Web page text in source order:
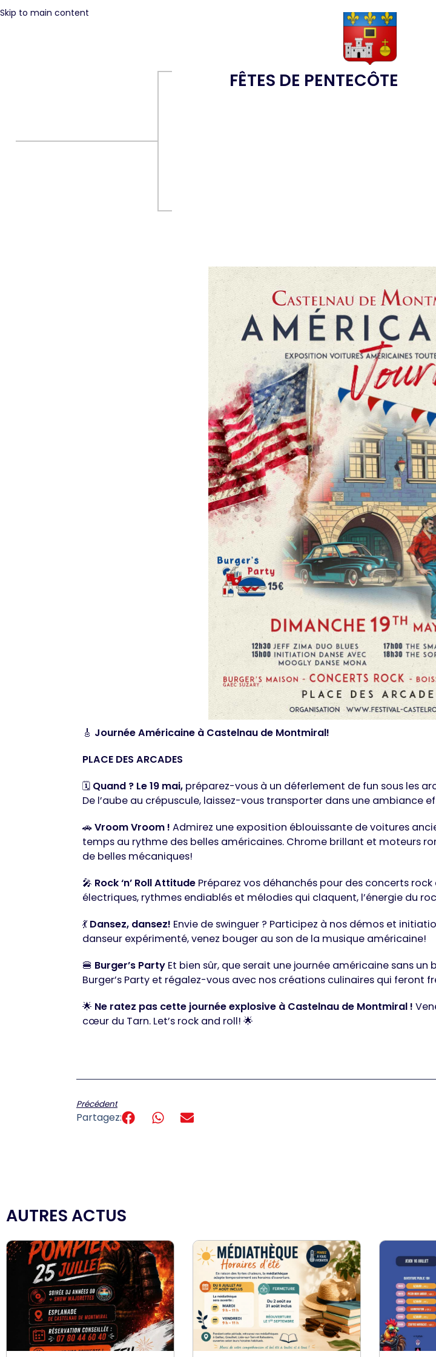
Skip to main content
FÊTES DE PENTECÔTE
🎸 Journée Américaine à Castelnau de Montmiral!
PLACE DES ARCADES
🗓️ Quand ? Le 19 mai, préparez-vous à un déferlement de fun sous les
De l’aube au crépuscule, laissez-vous transporter dans une ambiance
🚗 Vroom Vroom ! Admirez une exposition éblouissante de voitures
temps au rythme des belles américaines. Chrome brillant et moteurs
de belles mécaniques!
🎤 Rock ‘n’ Roll Attitude Préparez vos déhanchés pour des concerts
électriques, rythmes endiablés et mélodies qui claquent, l’énergie du
💃 Dansez, dansez! Envie de swinguer ? Participez à nos démos et
danseur expérimenté, venez bouger au son de la musique américaine!
🍔 Burger’s Party Et bien sûr, que serait une journée américaine sans
Burger’s Party et régalez-vous avec nos créations culinaires qui feront
🌟 Ne ratez pas cette journée explosive à Castelnau de Montmiral !
cœur du Tarn. Let’s rock and roll! 🌟
Précédent
Partagez:
AUTRES ACTUS